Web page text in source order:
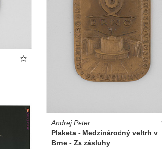
Andrej Peter
Plaketa - Medzinárodný veltrh v
Brne - Za zásluhy